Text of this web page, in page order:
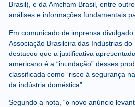
Brasil), e da Amcham Brasil, entre
análises e informações fundamentais
Em comunicado de imprensa
Associação Brasileira das Indústrias do
destacou que a justificativa
americano é a “inundação” desses
classificada como “risco à segurança
da indústria doméstica”.
Segundo a nota, “o novo anúncio